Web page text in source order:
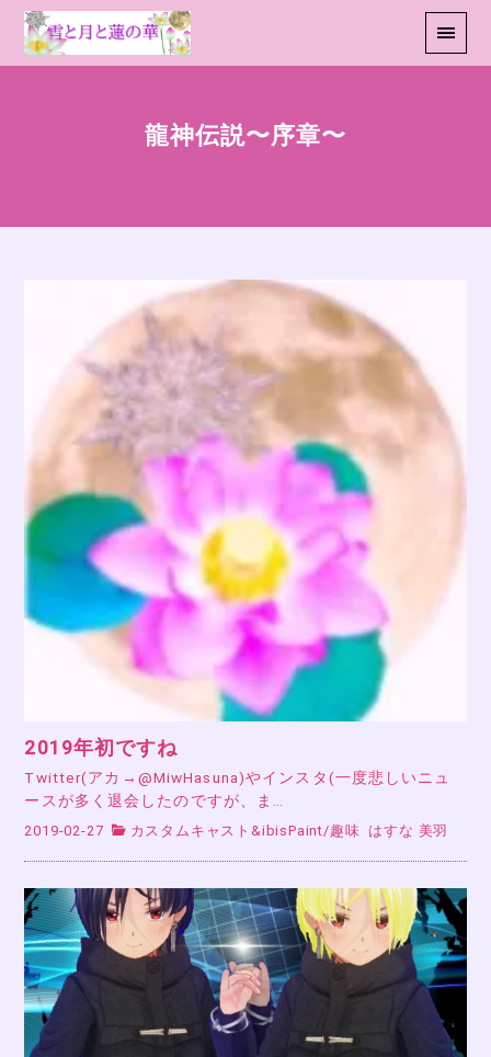
龍神伝説〜序章〜
2019年初ですね
Twitter(アカ→@MiwHasuna)やインスタ(一度悲しいニュ
ースが多く退会したのですが、ま…
2019-02-27 カスタムキャスト&ibisPaint/趣味 はすな 美羽